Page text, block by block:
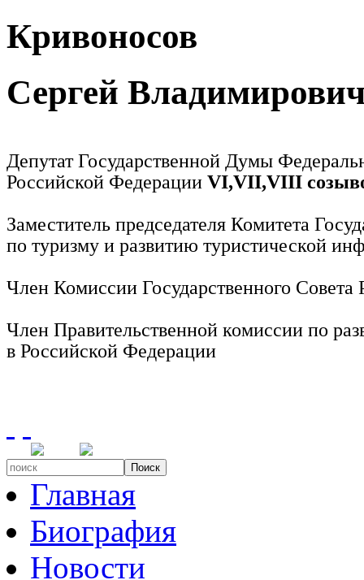
Кривоносов
Сергей
Депутат Государственной Думы
Российской Федерации VI,VII,VIII
Заместитель председателя Комитета
по туризму и развитию туристической
Член Комиссии Государственного
Член Правительственной комиссии по
в Российской Федерации
Поиск
Главная
Биография
Новости